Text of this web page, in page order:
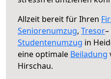
Allzeit bereit für Ihren
Seniorenumzug, Tresor
Studentenumzug in
eine optimale Beiladung
Hirschau.